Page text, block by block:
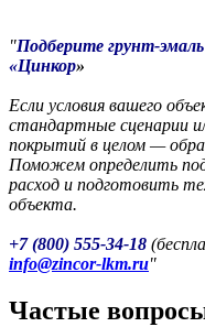
Подберите грунт-
«Цинкор»
Если условия вашего
стандартные сценарии
покрытий в целом —
Поможем определить
расход и подготовить
объекта.
+7 (800) 555-34-18
info@zincor-lkm.ru
Частые